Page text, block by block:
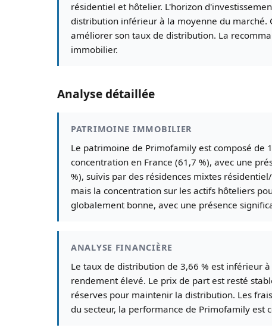
résidentiel et hôtelier. L'horizon
distribution inférieur à la moyenne du
améliorer son taux de distribution. La
immobilier.
Analyse détaillée
PATRIMOINE IMMOBILIER
Le patrimoine de Primofamily est composé de
concentration en France (61,7 %), avec une
%), suivis par des résidences mixtes
mais la concentration sur les actifs hôteliers
globalement bonne, avec une présence
ANALYSE FINANCIÈRE
Le taux de distribution de 3,66 % est inférieur
rendement élevé. Le prix de part est resté
réserves pour maintenir la distribution. Les
du secteur, la performance de Primofamily